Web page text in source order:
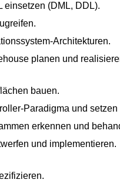
einsetzen (DML, DDL).
Architekturen.
planen und
bauen.
Paradigma und
erkennen und
und implementieren.